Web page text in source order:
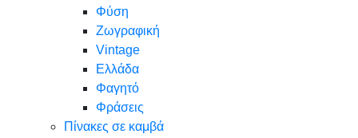
Φύση
Ζωγραφική
Vintage
Ελλάδα
Φαγητό
Φράσεις
Πίνακες σε καμβά